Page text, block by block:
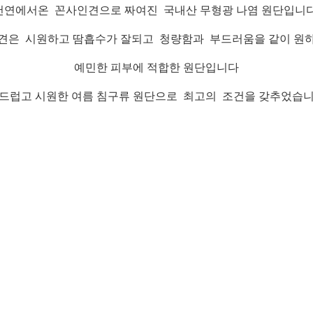
연에서온 꼰사인견으로 짜여진 국내산 무형광 나염 원단입니
은 시원하고 땀흡수가 잘되고 청량함과 부드러움을 같이 원
예민한 피부에 적합한 원단입니다
럽고 시원한 여름 침구류 원단으로 최고의 조건을 갖추었습